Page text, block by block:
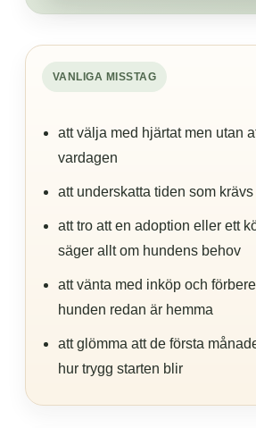
VANLIGA MISSTAG
att välja med hjärtat men utan
vardagen
att underskatta tiden som
att tro att en adoption eller ett
säger allt om hundens behov
att vänta med inköp och
hunden redan är hemma
att glömma att de första
hur trygg starten blir